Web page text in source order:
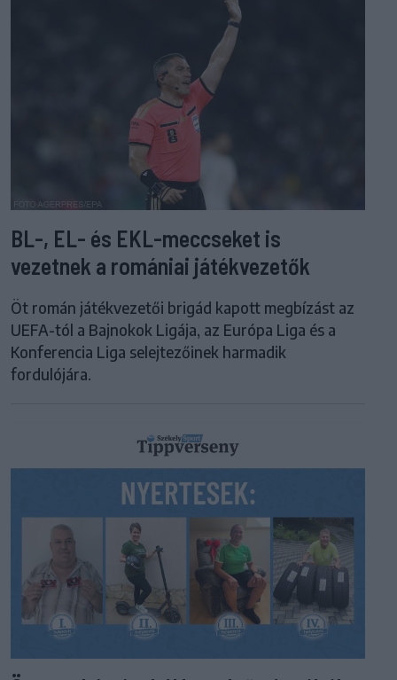
BL-, EL- és EKL-meccseket is
vezetnek a romániai játékvezetők
Öt román játékvezetői brigád kapott megbízást az
UEFA-tól a Bajnokok Ligája, az Európa Liga és a
Konferencia Liga selejtezőinek harmadik
fordulójára.